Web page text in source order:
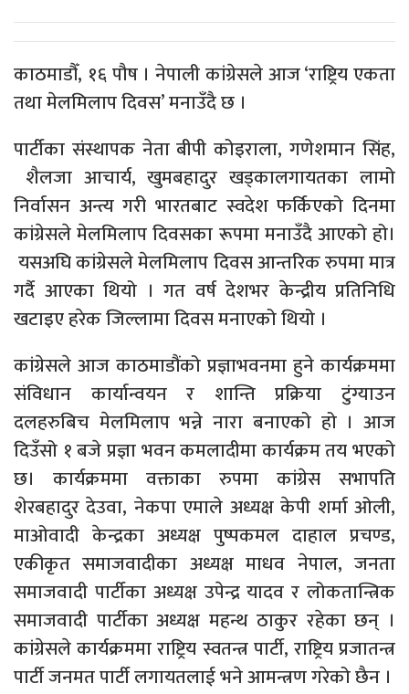
काठमाडौँ, १६ पौष । नेपाली कांग्रेसले आज ‘राष्ट्रिय एकता
तथा मेलमिलाप दिवस’ मनाउँदै छ ।
पार्टीका संस्थापक नेता बीपी कोइराला, गणेशमान सिंह,
शैलजा आचार्य, खुमबहादुर खड्कालगायतका लामो
निर्वासन अन्त्य गरी भारतबाट स्वदेश फर्किएको दिनमा
कांग्रेसले मेलमिलाप दिवसका रूपमा मनाउँदै आएको हो।
यसअघि कांग्रेसले मेलमिलाप दिवस आन्तरिक रुपमा मात्र
गर्दै आएका थियो । गत वर्ष देशभर केन्द्रीय प्रतिनिधि
खटाइए हरेक जिल्लामा दिवस मनाएको थियो ।
कांग्रेसले आज काठमाडौंको प्रज्ञाभवनमा हुने कार्यक्रममा
संविधान कार्यान्वयन र शान्ति प्रक्रिया टुंग्याउन
दलहरुबिच मेलमिलाप भन्ने नारा बनाएको हो । आज
दिउँसो १ बजे प्रज्ञा भवन कमलादीमा कार्यक्रम तय भएको
छ। कार्यक्रममा वक्ताका रुपमा कांग्रेस सभापति
शेरबहादुर देउवा, नेकपा एमाले अध्यक्ष केपी शर्मा ओली,
माओवादी केन्द्रका अध्यक्ष पुष्पकमल दाहाल प्रचण्ड,
एकीकृत समाजवादीका अध्यक्ष माधव नेपाल, जनता
समाजवादी पार्टीका अध्यक्ष उपेन्द्र यादव र लोकतान्त्रिक
समाजवादी पार्टीका अध्यक्ष महन्थ ठाकुर रहेका छन् ।
कांग्रेसले कार्यक्रममा राष्ट्रिय स्वतन्त्र पार्टी, राष्ट्रिय प्रजातन्त्र
पार्टी जनमत पार्टी लगायतलाई भने आमन्त्रण गरेको छैन ।